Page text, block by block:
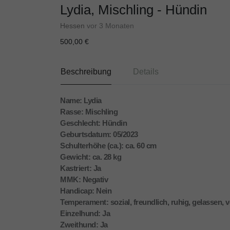
Lydia, Mischling - Hündin
Hessen vor 3 Monaten
500,00 €
Beschreibung Details
Name: Lydia
Rasse: Mischling
Geschlecht: Hündin
Geburtsdatum: 05/2023
Schulterhöhe (ca.): ca. 60 cm
Gewicht: ca. 28 kg
Kastriert: Ja
MMK: Negativ
Handicap: Nein
Temperament: sozial, freundlich, ruhig, gelassen,
Einzelhund: Ja
Zweithund: Ja